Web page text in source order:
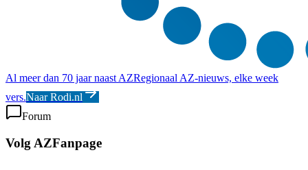
Al meer dan 70 jaar naast AZRegionaal AZ-nieuws, elke week
vers.Naar Rodi.nl
Forum
Volg AZFanpage